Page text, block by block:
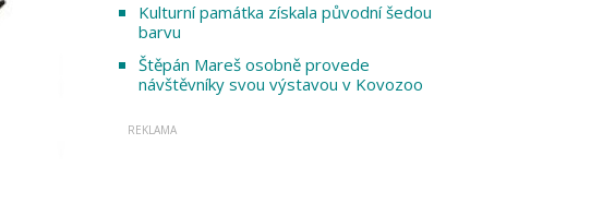
Kulturní památka získala původní šedou
barvu
Štěpán Mareš osobně provede
návštěvníky svou výstavou v Kovozoo